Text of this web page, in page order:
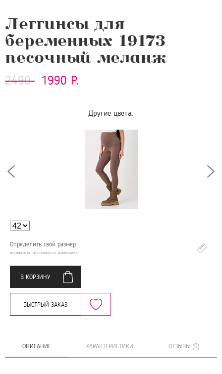
Леггинсы для
беременных 19173
песочный меланж
2490 1990 Р.
Другие цвета:
Определить свой размер
возможно, он немного изменился
В КОРЗИНУ
БЫСТРЫЙ ЗАКАЗ
ОПИСАНИЕ ХАРАКТЕРИСТИКИ ОТЗЫВЫ (0)